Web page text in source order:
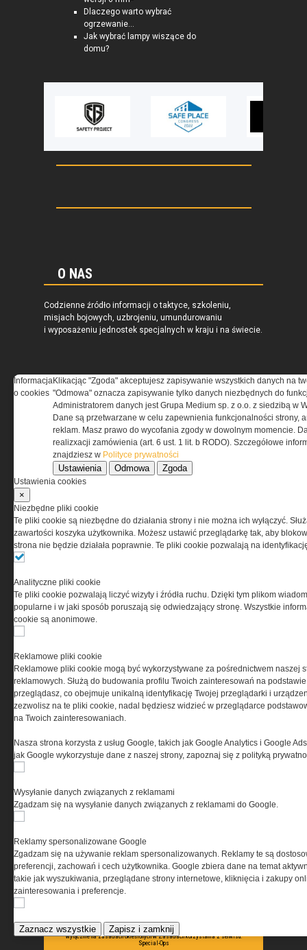
Dlaczego warto wybrać
ogrzewanie...
Jak wybrać lampy wiszące do
domu?
O NAS
Codzienne źródło informacji o taktyce, szkoleniu,
misjach bojowych, uzbrojeniu, umundurowaniu
i wyposażeniu jednostek specjalnych w kraju i na świecie.
REGULAMIN
Regulamin określa zasady korzystania z portalu
www.special-ops.pl
Korzystanie z portalu jest równoznaczne
przez Grupa MEDIUM Spółka z ograniczoną
odpowiedzialnością Spółka komandytowa, nr KRS:
0000537655, NIP 1132860378, REGON 146393437
(zwana dalej Grupa MEDIUM) w postaci Regulaminu.
Ta witryna wykorzystuje pliki cookies do przechowywania
informacji na Twoim komputerze. Pliki cookies stosujemy
w celu świadczenia usług na najwyższym poziomie,
w tym w sposób dostosowany do indywidualnych potrzeb.
cookies oznacza, że będą one zamieszczane w Twoim
urządzeniu końcowym. W każdym momencie możesz
dokonać zmiany ustawień przeglądarki dotyczących
serwisu prosimy o zapoznanie się z naszą
prywatności
oraz informacją o cookies
Producenta bazy danych zastrzeżone. Jakiekolwiek dalsze rozpowszechnianie
artykułów zabronione. Korzystanie z serwisu i zamieszczonych w nim utworów i danych
wyłącznie na zasadach określonych w Zasadach korzystania z serwisu.
Special-Ops
Informacja
o cookies
Klikacjąc "Zgoda" akceptujesz zapisywanie wszystkich danych na
"Odmowa" oznacza zapisywanie tylko danych niezbędnych do
Administratorem danych jest Grupa Medium sp. z o.o. z siedzibą w
Dane są przetwarzane w celu zapewnienia funkcjonalności strony,
reklam. Masz prawo do wycofania zgody w dowolnym momencie.
realizxacji zamówienia (art. 6 ust. 1 lit. b RODO). Szczegółowe
znajdziesz w Polityce prywatności
Ustawienia Odmowa Zgoda
Ustawienia cookies
×
Niezbędne pliki cookie
Te pliki cookie są niezbędne do działania strony i nie można ich wyłączyć.
zawartości koszyka użytkownika. Możesz ustawić przeglądarkę tak, aby
strona nie będzie działała poprawnie. Te pliki cookie pozwalają na
Analityczne pliki cookie
Te pliki cookie pozwalają liczyć wizyty i źródła ruchu. Dzięki tym plikom
popularne i w jaki sposób poruszają się odwiedzający stronę. Wszystkie
cookie są anonimowe.
Reklamowe pliki cookie
Reklamowe pliki cookie mogą być wykorzystywane za pośrednictwem naszej
reklamowych. Służą do budowania profilu Twoich zainteresowań na
przeglądasz, co obejmuje unikalną identyfikację Twojej przeglądarki i
zezwolisz na te pliki cookie, nadal będziesz widzieć w przeglądarce
na Twoich zainteresowaniach.
Nasza strona korzysta z usług Google, takich jak Google Analytics i Google
jak Google wykorzystuje dane z naszej strony, zapoznaj się z polityką
Wysyłanie danych związanych z reklamami
Zgadzam się na wysyłanie danych związanych z reklamami do Google.
Reklamy spersonalizowane Google
Zgadzam się na używanie reklam spersonalizowanych. Reklamy te są
preferencji, zachowań i cech użytkownika. Google zbiera dane na temat
takie jak wyszukiwania, przeglądane strony internetowe, kliknięcia i zakupy
zainteresowania i preferencje.
Zaznacz wszystkie Zapisz i zamknij